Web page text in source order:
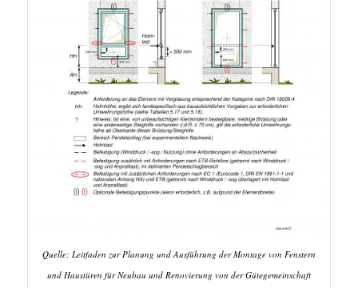
Quelle: Leitfaden zur Planung und Ausführung der Montage von Fenstern
und Haustüren für Neubau und Renovierung von der Gütegemeinschaft